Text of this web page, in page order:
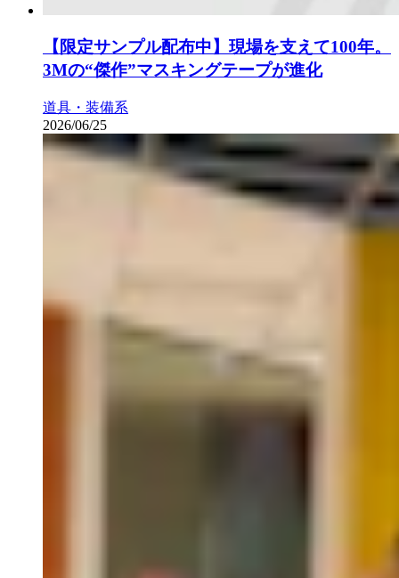
【限定サンプル配布中】現場を支えて100年。
3Mの“傑作”マスキングテープが進化
道具・装備系
2026/06/25